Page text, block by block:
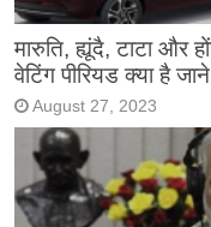
मारुति, ह्यूंदै, टाटा और
वेटिंग पीरियड क्या है जाने
August 27, 2023